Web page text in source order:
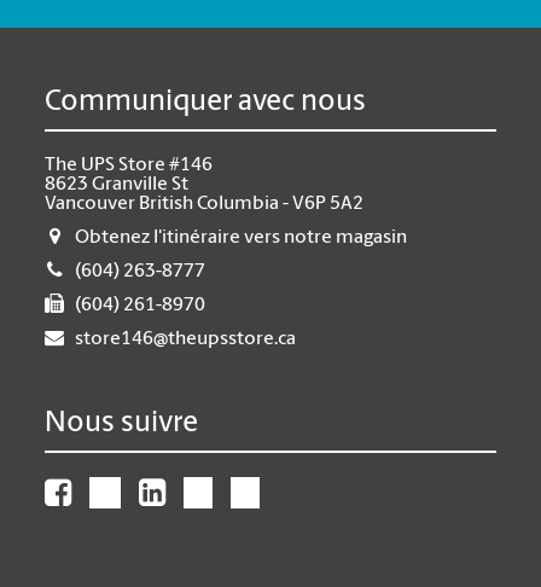
Communiquer avec nous
The UPS Store #146
8623 Granville St
Vancouver British Columbia - V6P 5A2
Obtenez l'itinéraire vers notre magasin
(604) 263-8777
(604) 261-8970
store146@theupsstore.ca
Nous suivre